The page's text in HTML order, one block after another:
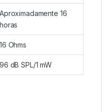
Aproximadamente 16
horas
16 Ohms
96 dB SPL/1 mW